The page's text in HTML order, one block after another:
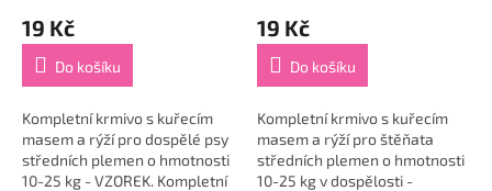
19 Kč
Do košíku
Kompletní krmivo s kuřecím
masem a rýží pro dospělé psy
středních plemen o hmotnosti
10-25 kg - VZOREK. Kompletní
19 Kč
Do košíku
Kompletní krmivo s kuřecím
masem a rýží pro štěňata
středních plemen o hmotnosti
10-25 kg v dospělosti -